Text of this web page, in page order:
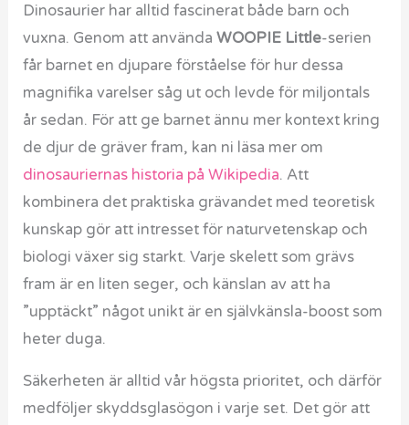
Dinosaurier har alltid fascinerat både barn och
vuxna. Genom att användaWOOPIE Little-serien
får barnet en djupare förståelse för hur dessa
magnifika varelser såg ut och levde för miljontals
år sedan. För att ge barnet ännu mer kontext kring
de djur de gräver fram, kan ni läsa mer om
dinosauriernas historia på Wikipedia. Att
kombinera det praktiska grävandet med teoretisk
kunskap gör att intresset för naturvetenskap och
biologi växer sig starkt. Varje skelett som grävs
fram är en liten seger, och känslan av att ha
”upptäckt” något unikt är en självkänsla-boost som
heter duga.
Säkerheten är alltid vår högsta prioritet, och därför
medföljer skyddsglasögon i varje set. Det gör att